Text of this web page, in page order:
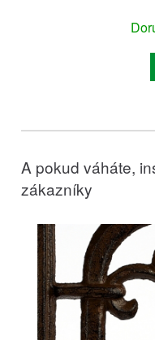
A pokud váháte,
zákazníky